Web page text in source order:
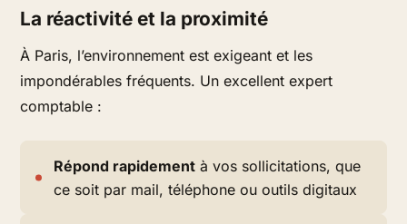
La réactivité et la proximité
À Paris, l’environnement est exigeant et les
impondérables fréquents. Un excellent expert
comptable :
Répond rapidement à vos sollicitations, que
ce soit par mail, téléphone ou outils digitaux